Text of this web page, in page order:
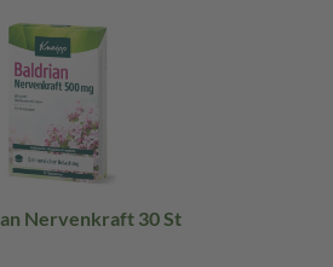
Nervenkraft 30 St